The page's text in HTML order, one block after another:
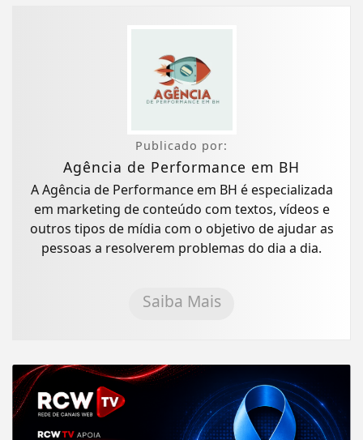
Publicado por:
Agência de Performance em BH
A Agência de Performance em BH é especializada
em marketing de conteúdo com textos, vídeos e
outros tipos de mídia com o objetivo de ajudar as
pessoas a resolverem problemas do dia a dia.
Saiba Mais